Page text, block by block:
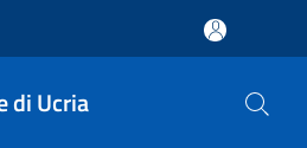
di Ucria